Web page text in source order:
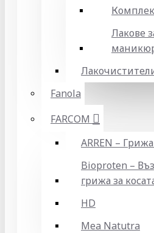
Лакове
Fanola
FARCOM
ARREN –
Bioproten –
грижа за
HD
Mea Natutra